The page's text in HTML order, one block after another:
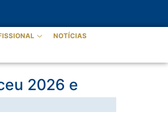
NOTÍCIAS
2026 e